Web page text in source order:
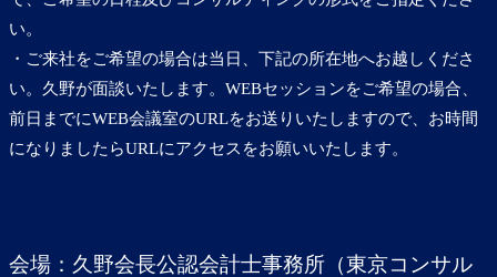
い。
・ご来社をご希望の場合は当日、下記の所在地へお越しくださ
い。久野が面談いたします。WEBセッションをご希望の場合、
前日までにWEB会議室のURLをお送りいたしますので、お時間
になりましたらURLにアクセスをお願いいたします。
会場：久野会長公認会計士事務所（東京コンサル